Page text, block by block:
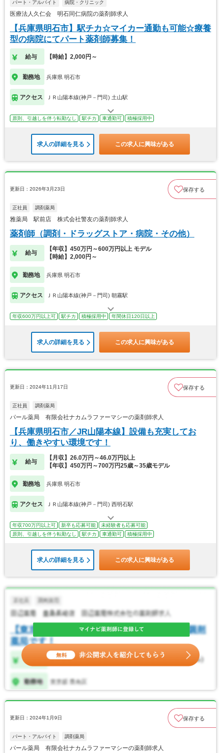
パート・アルバイト 病院・クリニック
医療法人久仁会 明石同仁病院の薬剤師求人
【兵庫県明石市】駅チカ☆マイカー通勤も可能☆療養
型の病院にてパート薬剤師募集！
給与 【時給】2,000円～
勤務地 兵庫県 明石市
アクセス ＪＲ山陽本線(神戸－門司) 土山駅
原則、引越しを伴う転勤なし 駅チカ 車通勤可 積極採用中
求人の詳細を見る この求人に興味がある
更新日：2026年3月23日 保存する
正社員 調剤薬局
雅薬局 駅前店 株式会社警友の薬剤師求人
薬剤師（調剤・ドラッグストア・病院・その他）
給与
【年収】450万円～600万円以上 モデル
【時給】2,000円～
勤務地 兵庫県 明石市
アクセス ＪＲ山陽本線(神戸－門司) 朝霧駅
年収600万円以上可 駅チカ 積極採用中 年間休日120日以上
求人の詳細を見る この求人に興味がある
更新日：2024年11月17日 保存する
正社員 調剤薬局
パール薬局 有限会社ナカムラファーマシーの薬剤師求人
【兵庫県明石市／JR山陽本線】設備も充実してお
り、働きやすい環境です！
給与
【月収】26.0万円～46.0万円以上
【年収】450万円～700万円25歳～35歳モデル
勤務地 兵庫県 明石市
アクセス ＪＲ山陽本線(神戸－門司) 西明石駅
年収700万円以上可 新卒も応募可能
未経験者も応募可能
原則、引越しを伴う転勤なし
駅チカ 車通勤可 積極採用中
求人の詳細を見る この求人に興味がある
更新日：2024年1月9日 保存する
パート・アルバイト 調剤薬局
パール薬局 有限会社ナカムラファーマシーの薬剤師求人